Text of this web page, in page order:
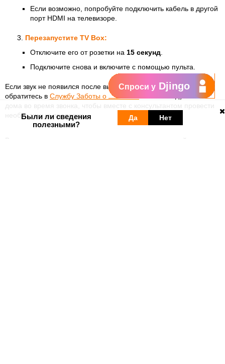
Если возможно, попробуйте подключить кабель в другой
порт HDMI на телевизоре.
Перезапустите TV Box:
Отключите его от розетки на 15 секунд
Подключите снова и включите с помощью пульта.
Если звук не появился после выполнения этих шагов,
обратитесь в Службу Заботы о Клиентах
. . Рекомендуется быть
дома во время звонка, чтобы вместе с консультантом провести
необходимые проверки.
В разделе
Были ли сведения
полезными?
Да Нет
Спроси у Djingo